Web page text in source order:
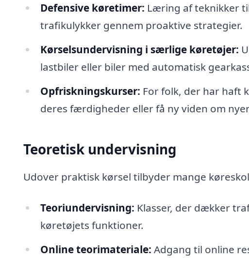
Defensive køretimer: Læring af teknikker
trafikulykker gennem proaktive strategier.
Kørselsundervisning i særlige køretøjer:
lastbiler eller biler med automatisk
Opfriskningskurser: For folk, der har haft
deres færdigheder eller få ny viden om
Teoretisk undervisning
Udover praktisk kørsel tilbyder mange
Teoriundervisning: Klasser, der dækker
køretøjets funktioner.
Online teorimateriale: Adgang til online